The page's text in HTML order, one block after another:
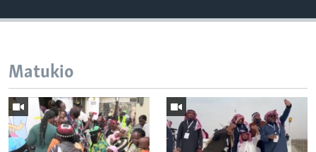
Matukio